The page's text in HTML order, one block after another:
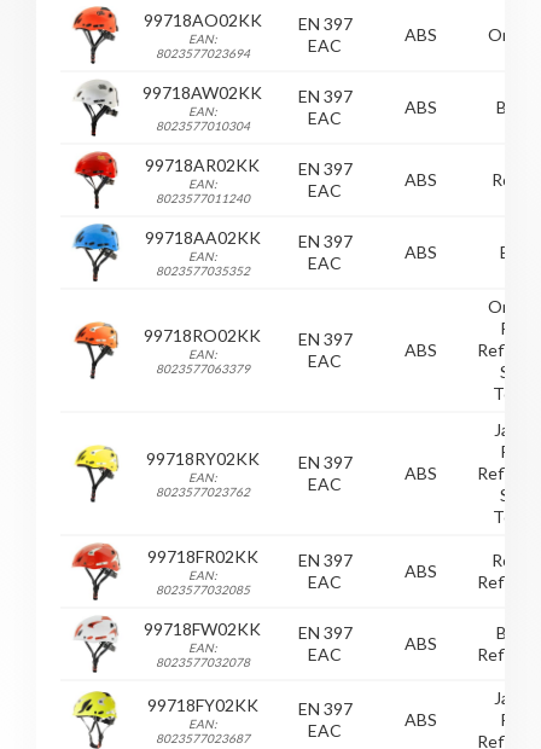
99718AO02KK
EAN:
8023577023694
EN 397
EAC
ABS
99718AW02KK
EAN:
8023577010304
EN 397
EAC
ABS Blanc
99718AR02KK
EAN:
8023577011240
EN 397
EAC
ABS Rouge
99718AA02KK
EAN:
8023577035352
EN 397
EAC
ABS Bleu
99718RO02KK
EAN:
8023577063379
EN 397
EAC
ABS
Fluo
Soft
Touch
99718RY02KK
EAN:
8023577023762
EN 397
EAC
ABS
Jaune
Fluo
Soft
Touch
99718FR02KK
EAN:
8023577032085
EN 397
EAC
ABS
Rouge
99718FW02KK
EAN:
8023577032078
EN 397
EAC
ABS
Blanc
99718FY02KK
EAN:
8023577023687
EN 397
EAC
ABS
Jaune
Fluo